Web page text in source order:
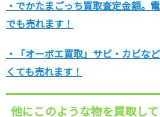
・でかたまごっち買取査定金額。
でも売れます！
・「オーボエ買取」サビ・カビな
くても売れます！
他にこのような物を買取して